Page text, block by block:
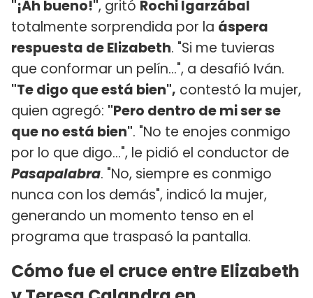
"¡Ah bueno!", gritó Rochi Igarzábal
totalmente sorprendida por la áspera
respuesta de Elizabeth. "Si me tuvieras
que conformar un pelín...", a desafió Iván.
"Te digo que está bien", contestó la mujer,
quien agregó: "Pero dentro de mi ser se
que no está bien". "No te enojes conmigo
por lo que digo...", le pidió el conductor de
Pasapalabra. "No, siempre es conmigo
nunca con los demás", indicó la mujer,
generando un momento tenso en el
programa que traspasó la pantalla.
Cómo fue el cruce entre Elizabeth